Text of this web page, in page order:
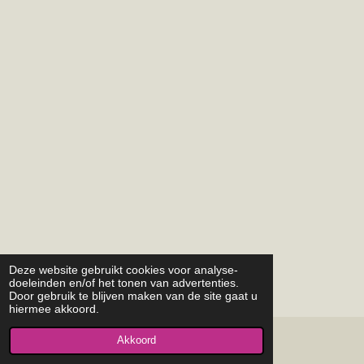
Deze website gebruikt cookies voor analyse-
doeleinden en/of het tonen van advertenties.
Door gebruik te blijven maken van de site gaat u
hiermee akkoord.
Akkoord
© 2015 - 2026 pgoostkapelle.nl